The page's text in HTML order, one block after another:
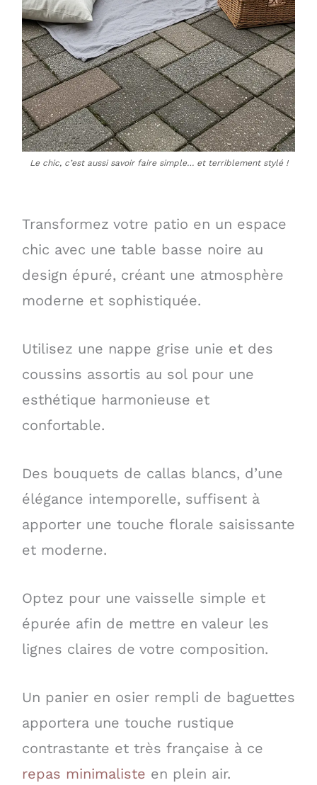
Le chic, c’est aussi savoir faire simple… et terriblement stylé !
Transformez votre patio en un espace
chic avec une table basse noire au
design épuré, créant une atmosphère
moderne et sophistiquée.
Utilisez une nappe grise unie et des
coussins assortis au sol pour une
esthétique harmonieuse et
confortable.
Des bouquets de callas blancs, d’une
élégance intemporelle, suffisent à
apporter une touche florale saisissante
et moderne.
Optez pour une vaisselle simple et
épurée afin de mettre en valeur les
lignes claires de votre composition.
Un panier en osier rempli de baguettes
apportera une touche rustique
contrastante et très française à ce
repas minimaliste en plein air.